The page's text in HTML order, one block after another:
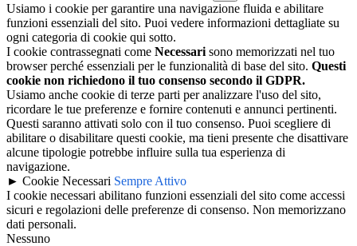
Usiamo i cookie per garantire una navigazione fluida e abilitare
funzioni essenziali del sito. Puoi vedere informazioni dettagliate su
ogni categoria di cookie qui sotto.
I cookie contrassegnati come Necessari sono memorizzati nel tuo
browser perché essenziali per le funzionalità di base del sito. Questi
cookie non richiedono il tuo consenso secondo il GDPR.
Usiamo anche cookie di terze parti per analizzare l'uso del sito,
ricordare le tue preferenze e fornire contenuti e annunci pertinenti.
Questi saranno attivati solo con il tuo consenso. Puoi scegliere di
abilitare o disabilitare questi cookie, ma tieni presente che disattivare
alcune tipologie potrebbe influire sulla tua esperienza di
navigazione.
► Cookie Necessari Sempre Attivo
I cookie necessari abilitano funzioni essenziali del sito come accessi
sicuri e regolazioni delle preferenze di consenso. Non memorizzano
dati personali.
Nessuno